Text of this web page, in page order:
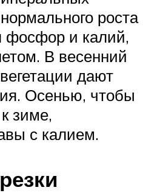
роста
фосфор и калий,
В весенний
дают
Осенью, чтобы
зиме,
с калием.